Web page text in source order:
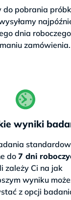
pakiet poszerzony
laktozy –
dolegliwości
złza2 testy w 1
327 zł
Cena zawiera
przesyłkę
na nietolerancję
do pobrania
dnia
zamówienia.
wyniki
do 7 dni
zależy Ci na jak
wyniku
z opcji